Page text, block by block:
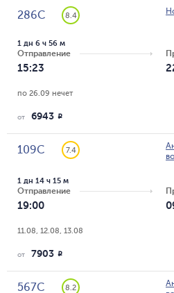
286С 8.4
Отправление
15:23
1 дн 6 ч 56 м
по 26.09 нечет
от 6943 R
109С 7.4
Отправление
19:00
1 дн 14 ч 15 м
11.08, 12.08, 13.08
от 7903 R
567С 8.2